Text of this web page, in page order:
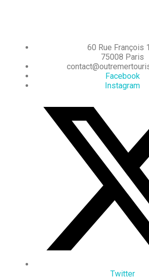
60 Rue François
75008 Paris
Facebook
Instagram
Twitter